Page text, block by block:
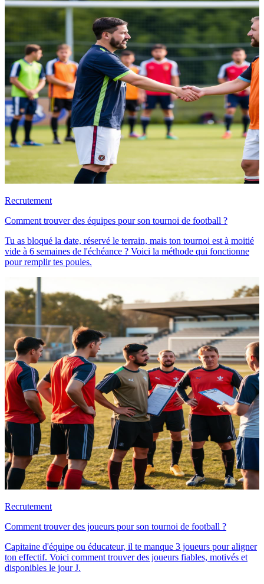
Recrutement
Comment trouver des équipes pour son tournoi de football ?
Tu as bloqué la date, réservé le terrain, mais ton tournoi est à moitié
vide à 6 semaines de l'échéance ? Voici la méthode qui fonctionne
pour remplir tes poules.
Recrutement
Comment trouver des joueurs pour son tournoi de football ?
Capitaine d'équipe ou éducateur, il te manque 3 joueurs pour aligner
ton effectif. Voici comment trouver des joueurs fiables, motivés et
disponibles le jour J.